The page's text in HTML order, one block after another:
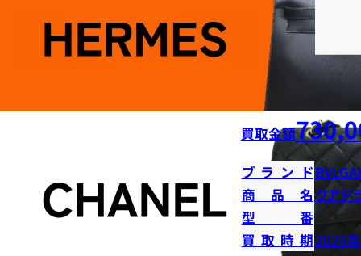
買取金額
ブランド
商品名 クア
型番
買取時期2025